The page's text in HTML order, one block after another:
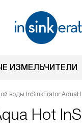
ИЗМЕЛЬЧИТЕЛИ
воды InSinkErator
Hot